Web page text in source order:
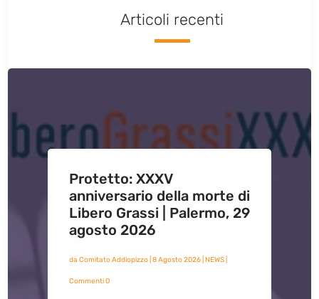
Articoli recenti
Protetto: XXXV
anniversario della morte di
Libero Grassi | Palermo, 29
agosto 2026
da Comitato Addiopizzo| 8 Agosto 2026| NEWS|
Commenti 0